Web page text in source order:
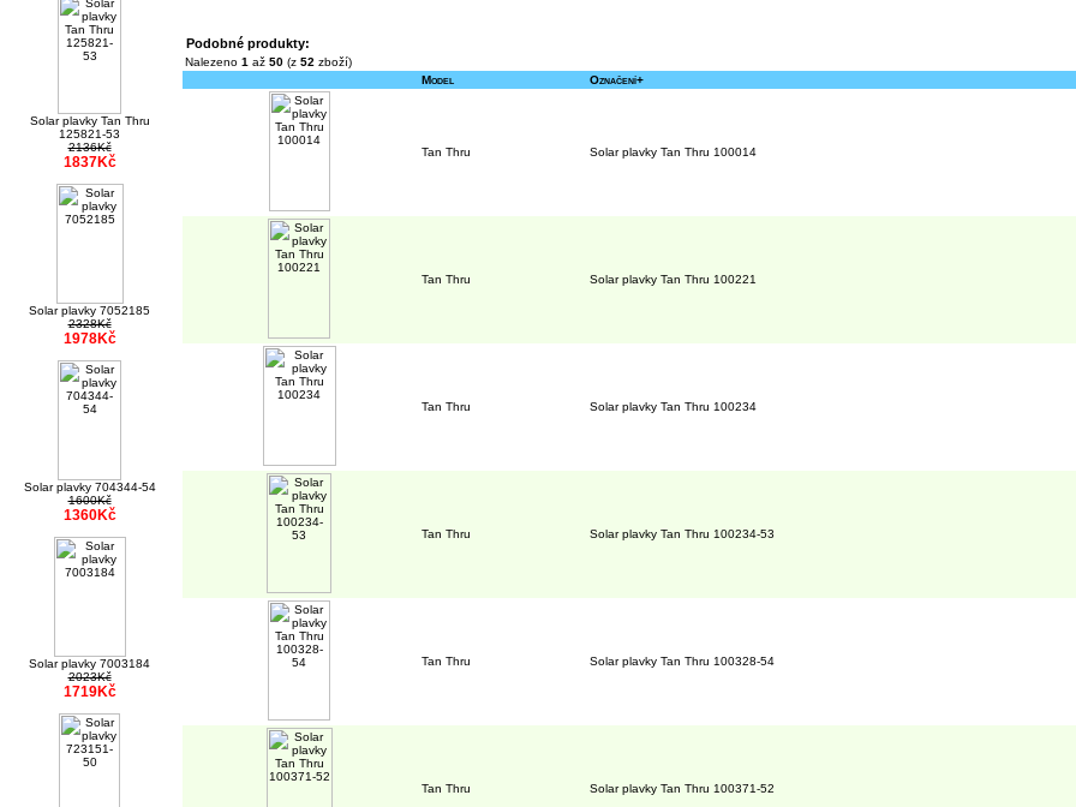
Solar plavky Tan Thru
125821-53
2136Kč
1837Kč
Solar plavky 7052185
2328Kč
1978Kč
Solar plavky 704344-54
1600Kč
1360Kč
Solar plavky 7003184
2023Kč
1719Kč
Podobné produkty:
Nalezeno 1 až 50 (z 52 zboží)
Model
Označení+
Tan Thru Solar plavky Tan Thru 100014
Tan Thru Solar plavky Tan Thru 100221
Tan Thru Solar plavky Tan Thru 100234
Tan Thru Solar plavky Tan Thru 100234-53
Tan Thru Solar plavky Tan Thru 100328-54
Tan Thru Solar plavky Tan Thru 100371-52